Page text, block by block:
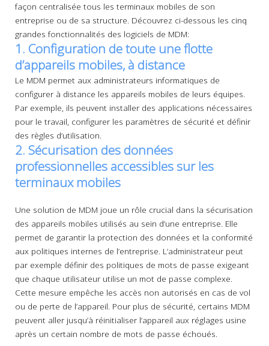
façon centralisée tous les terminaux mobiles de son
entreprise ou de sa structure. Découvrez ci-dessous les cinq
grandes fonctionnalités des logiciels de MDM:
1. Configuration de toute une flotte
d’appareils mobiles, à distance
Le MDM permet aux administrateurs informatiques de
configurer à distance les appareils mobiles de leurs équipes.
Par exemple, ils peuvent installer des applications nécessaires
pour le travail, configurer les paramètres de sécurité et définir
des règles d’utilisation.
2. Sécurisation des données
professionnelles accessibles sur les
terminaux mobiles
Une solution de MDM joue un rôle crucial dans la sécurisation
des appareils mobiles utilisés au sein d’une entreprise. Elle
permet de garantir la protection des données et la conformité
aux politiques internes de l’entreprise. L’administrateur peut
par exemple définir des politiques de mots de passe exigeant
que chaque utilisateur utilise un mot de passe complexe.
Cette mesure empêche les accès non autorisés en cas de vol
ou de perte de l’appareil. Pour plus de sécurité, certains MDM
peuvent aller jusqu’à réinitialiser l’appareil aux réglages usine
après un certain nombre de mots de passe échoués.